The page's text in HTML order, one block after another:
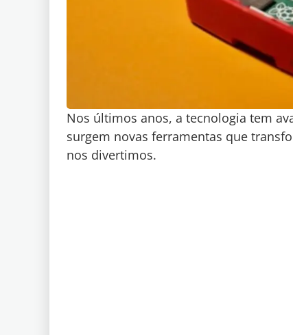
Nos últimos anos, a tecnologia tem
surgem novas ferramentas que
nos divertimos.